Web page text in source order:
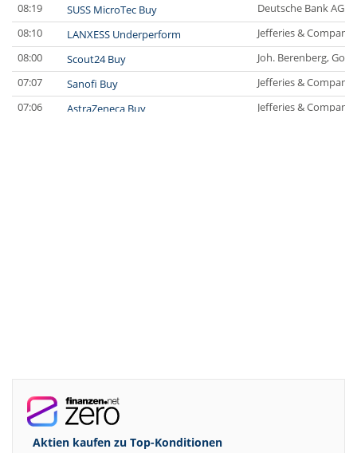
08:19
SUSS MicroTec Buy
Deutsche Bank AG
08:10
LANXESS Underperform
Jefferies & Company
08:00
Scout24 Buy
Joh. Berenberg,
07:07
Sanofi Buy
Jefferies & Company
07:06
AstraZeneca Buy
Jefferies & Company
06:35
Fresenius Buy
06:34
Fresenius Medical Care Underperform
Aktien kaufen zu Top-Konditionen